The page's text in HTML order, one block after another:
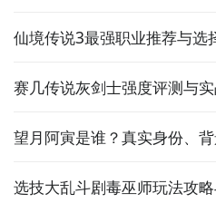
仙境传说3最强职业推荐与选
赛几传说灰剑士强度评测与
望月阿寅是谁？真实身份、
选技大乱斗剧毒巫师玩法攻